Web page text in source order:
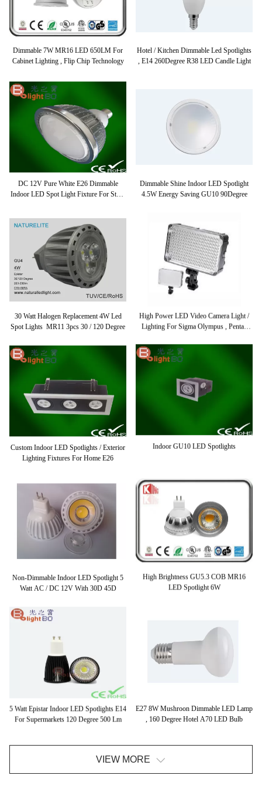
Dimmable 7W MR16 LED 650LM For
Cabinet Lighting , Flip Chip Technology
Hotel / Kitchen Dimmable Led Spotlights
, E14 260Degree R38 LED Candle Light
DC 12V Pure White E26 Dimmable
Indoor LED Spot Light Fixture For Store
Dimmable Shine Indoor LED Spotlight
4.5W Energy Saving GU10 90Degree
30 Watt Halogen Replacement 4W Led
Spot Lights MR11 3pcs 30 / 120 Degree
High Power LED Video Camera Light /
Lighting For Sigma Olympus , Pentax
Custom Indoor LED Spotlights / Exterior
Lighting Fixtures For Home E26
Indoor GU10 LED Spotlights
Non-Dimmable Indoor LED Spotlight 5
Watt AC / DC 12V With 30D 45D
High Brightness GU5.3 COB MR16
LED Spotlight 6W
5 Watt Epistar Indoor LED Spotlights E14
For Supermarkets 120 Degree 500 Lm
E27 8W Mushroon Dimmable LED Lamp
, 160 Degree Hotel A70 LED Bulb
VIEW MORE